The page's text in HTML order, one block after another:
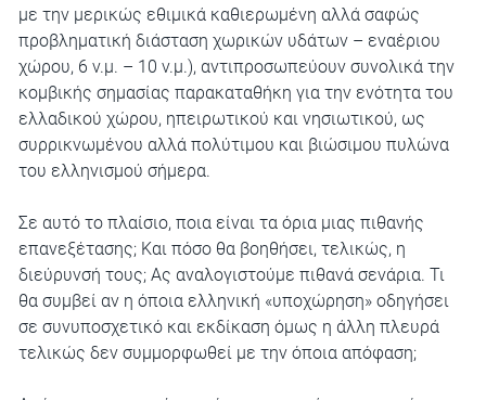
με την μερικώς εθιμικά καθιερωμένη αλλά σαφώς
προβληματική διάσταση χωρικών υδάτων – εναέριου
χώρου, 6 ν.μ. – 10 ν.μ.), αντιπροσωπεύουν συνολικά την
κομβικής σημασίας παρακαταθήκη για την ενότητα του
ελλαδικού χώρου, ηπειρωτικού και νησιωτικού, ως
συρρικνωμένου αλλά πολύτιμου και βιώσιμου πυλώνα
του ελληνισμού σήμερα.
Σε αυτό το πλαίσιο, ποια είναι τα όρια μιας πιθανής
επανεξέτασης; Και πόσο θα βοηθήσει, τελικώς, η
διεύρυνσή τους; Ας αναλογιστούμε πιθανά σενάρια. Τι
θα συμβεί αν η όποια ελληνική «υποχώρηση» οδηγήσει
σε συνυποσχετικό και εκδίκαση όμως η άλλη πλευρά
τελικώς δεν συμμορφωθεί με την όποια απόφαση;